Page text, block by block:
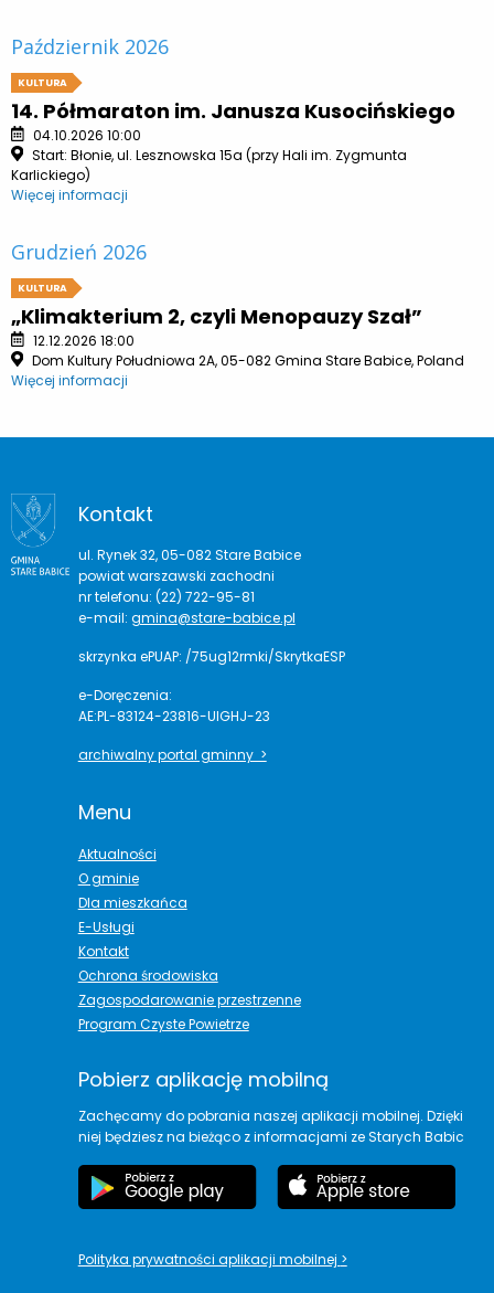
Październik 2026
KULTURA
14. Półmaraton im. Janusza Kusocińskiego
04.10.2026 10:00
Start: Błonie, ul. Lesznowska 15a (przy Hali im. Zygmunta
Karlickiego)
Więcej informacji
Grudzień 2026
KULTURA
„Klimakterium 2, czyli Menopauzy Szał”
12.12.2026 18:00
Dom Kultury Południowa 2A, 05-082 Gmina Stare Babice, Poland
Więcej informacji
Kontakt
ul. Rynek 32, 05-082 Stare Babice
powiat warszawski zachodni
nr telefonu: (22) 722-95-81
e-mail: gmina@stare-babice.pl
skrzynka ePUAP: /75ug12rmki/SkrytkaESP
e-Doręczenia:
AE:PL-83124-23816-UIGHJ-23
archiwalny portal gminny >
Menu
Aktualności
O gminie
Dla mieszkańca
E-Usługi
Kontakt
Ochrona środowiska
Zagospodarowanie przestrzenne
Program Czyste Powietrze
Pobierz aplikację mobilną
Zachęcamy do pobrania naszej aplikacji mobilnej. Dzięki
niej będziesz na bieżąco z informacjami ze Starych Babic
Polityka prywatności aplikacji mobilnej >